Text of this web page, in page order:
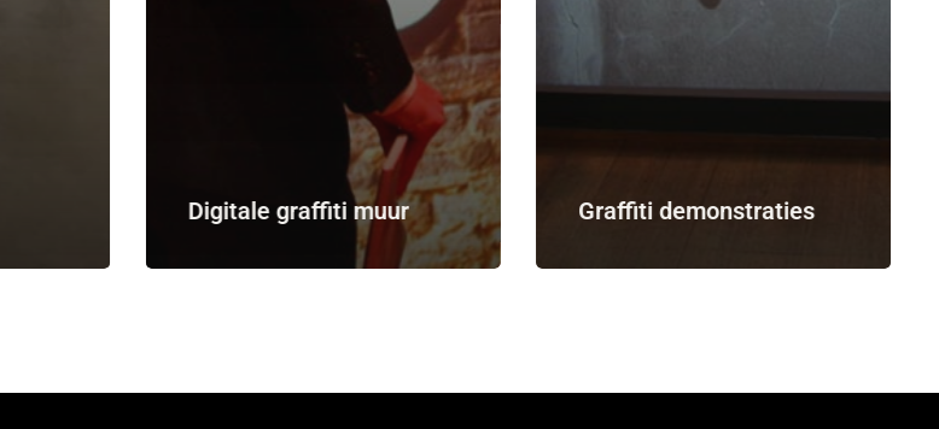
Digitale graffiti muur Graffiti demonstraties